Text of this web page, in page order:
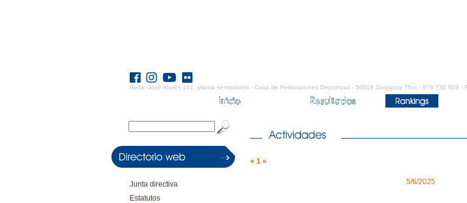
Avda. José Atarés 101. planta semisótano - Casa de Federaciones Deportivas - 50018 Zaragoza Tfno.: 976 730 809 -
Junta directiva
Estatutos
« 1 »
5/6/2025